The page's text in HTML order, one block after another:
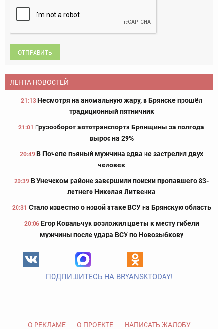
ОТПРАВИТЬ
ЛЕНТА НОВОСТЕЙ
21:13 Несмотря на аномальную жару, в Брянске прошёл
традиционный пятничник
21:01 Грузооборот автотранспорта Брянщины за полгода
вырос на 29%
20:49 В Почепе пьяный мужчина едва не застрелил двух
человек
20:39 В Унечском районе завершили поиски пропавшего 83-
летнего Николая Литвенка
20:31 Стало известно о новой атаке ВСУ на Брянскую область
20:06 Егор Ковальчук возложил цветы к месту гибели
мужчины после удара ВСУ по Новозыбкову
ПОДПИШИТЕСЬ НА BRYANSKTODAY!
О РЕКЛАМЕ О ПРОЕКТЕ НАПИСАТЬ ЖАЛОБУ